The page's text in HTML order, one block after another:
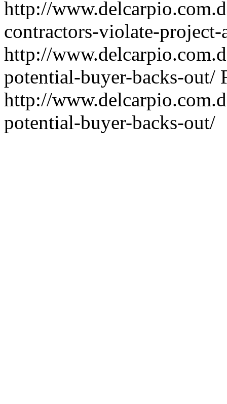
http://
contractors-violate-project-
http://
potential-buyer-backs-out/
http://
potential-buyer-backs-out/